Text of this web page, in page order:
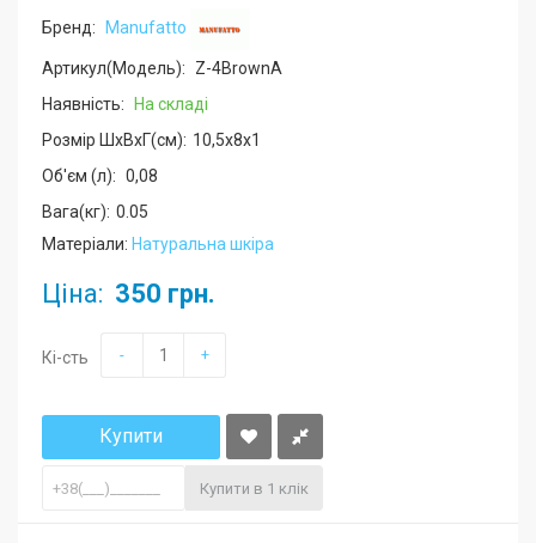
Бренд: Manufatto
Артикул(Модель):
Z-4BrownA
Наявність:
На складі
Розмір ШхВхГ(см): 10,5x8x1
Об'єм (л): 0,08
Вага(кг): 0.05
Матеріали: Натуральна шкіра
Ціна: 350 грн.
Кі-сть - +
Купити
Купити в 1 клік